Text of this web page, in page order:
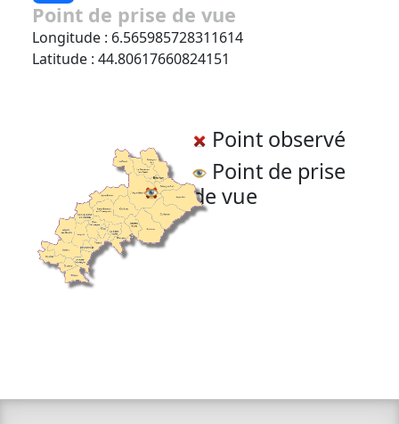
Point de prise de vue
Longitude : 6.565985728311614
Latitude : 44.80617660824151
Point observé
Point de prise
de vue